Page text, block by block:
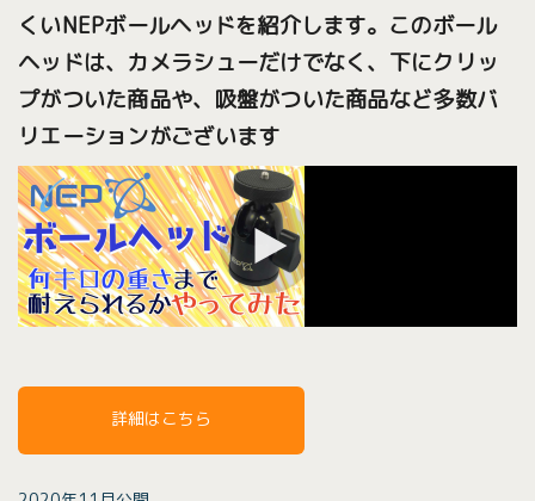
くいNEPボールヘッドを紹介します。このボール
ヘッドは、カメラシューだけでなく、下にクリッ
プがついた商品や、吸盤がついた商品など多数バ
リエーションがございます
詳細はこちら